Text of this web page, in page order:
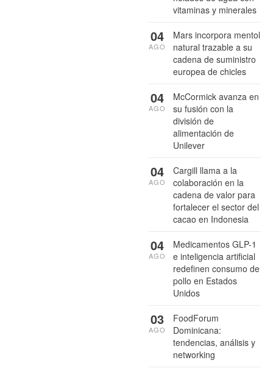
vitaminas y minerales
Mars incorpora mentol
natural trazable a su
cadena de suministro
europea de chicles
04
AGO
McCormick avanza en
su fusión con la
división de
alimentación de
Unilever
04
AGO
Cargill llama a la
colaboración en la
cadena de valor para
fortalecer el sector del
cacao en Indonesia
04
AGO
Medicamentos GLP-1
e inteligencia artificial
redefinen consumo de
pollo en Estados
Unidos
04
AGO
FoodForum
Dominicana:
tendencias, análisis y
networking
03
AGO